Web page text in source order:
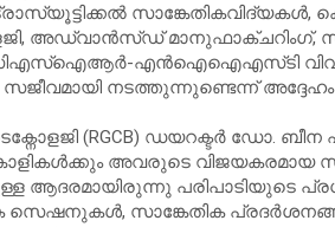
സാങ്കേതികവിദ്യകൾ,
അഡ്വാൻസ്ഡ്
എൻ‌ഐ‌ഐ‌എസ്‌ടി
നടത്തുന്നുണ്ടെന്ന്
(RGCB) ഡയറക്ടർ ഡോ. ബീന
അവരുടെ
ആദരമായിരുന്നു പരിപാടിയുടെ
സെഷനുകൾ, സാങ്കേതിക